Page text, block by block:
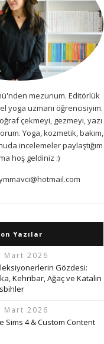
mezunum. Editörlük
yoga uzmanı öğrencisiyim.
çekmeyi, gezmeyi, yazı
Yoga, kozmetik, bakım,
incelemeler paylaştığım
hoş geldiniz :)
Yazılar
Mart 2026
Gözdesi:
Kehribar, Ağaç ve Katalin
Mart 2026
Sims 4 & Custom Content